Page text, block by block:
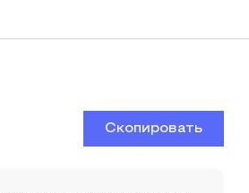
Скопировать